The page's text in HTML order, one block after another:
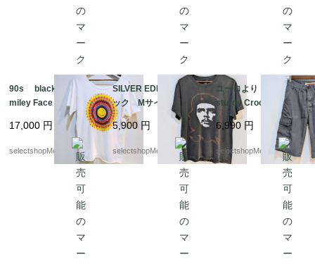
90s black jack inc S
miley Face Tshirts P
sychedelic スマイリ
ー Tシャツ レア ブ
ラックジャック サイ
ケデリック アシッド
ハウス Mサイズ程度
17,000 円
selectshopMerci.
SILVER EDITION ブラ
ック Mサイズ フェ
ード感 フェイス CH
E GUEVARA チェ ゲ
バラ Tシャツ コット
ン
5,900円
selectshopMerci.
ユーロより Vintage
sturdy Crocker shorts
ショートパンツ コ
ットン カーゴパン
ツ グレー 帆布 の
ような生地 パンツ
6,990 円
selectshopMerci.